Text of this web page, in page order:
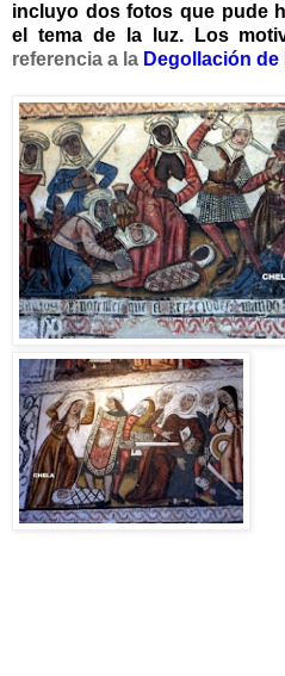
incluyo dos fotos que pude
el tema de la luz. Los
referencia a la Degollación